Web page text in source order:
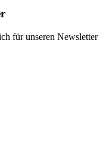
für unseren Newsletter